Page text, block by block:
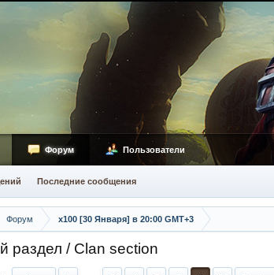
Форум х100 [30 Января] в 20:00 GMT+3
раздел / Сlan section
Форум
Последние сообщения
Пользователи